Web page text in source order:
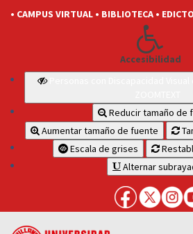
• CAMPUS VIRTUAL • BIBLIOTECA •
Accesibilidad
Reducir tamaño de
Aumentar tamaño de fuente
Escala de grises
Alternar